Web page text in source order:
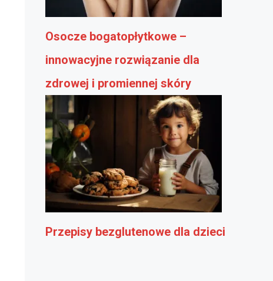
Osocze bogatopłytkowe –
innowacyjne rozwiązanie dla
zdrowej i promiennej skóry
Przepisy bezglutenowe dla dzieci